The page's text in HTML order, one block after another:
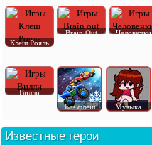
Клеш Рояль
Brain Out
Человечки
Вилли
Без флеш
Музыка
Известные герои